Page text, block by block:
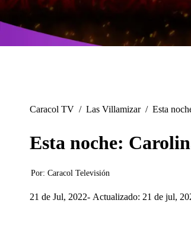
Caracol TV / Las Villamizar / Esta
Esta noche:
Por: Caracol Televisión
21 de Jul, 2022 Actualizado: 21 de jul,